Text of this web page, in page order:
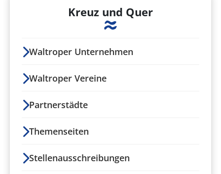
Kreuz und Quer
Waltroper Unternehmen
Waltroper Vereine
Partnerstädte
Themenseiten
Stellenausschreibungen